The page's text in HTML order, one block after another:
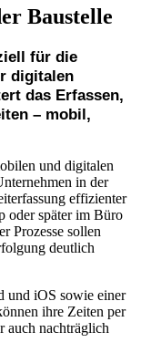
Baustelle
für die
digitalen
das Erfassen,
– mobil,
und digitalen
in der
effizienter
oder später im Büro
Prozesse sollen
deutlich
und iOS sowie einer
ihre Zeiten per
auch nachträglich